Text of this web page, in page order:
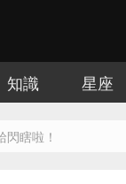
知識 星座
瞎啦！